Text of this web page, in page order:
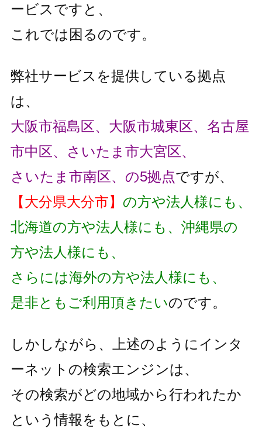
ービスですと、
これでは困るのです。
弊社サービスを提供している拠点
は、
大阪市福島区、大阪市城東区、名古屋
市中区、さいたま市大宮区、
さいたま市南区、の5拠点ですが、
【大分県大分市】 の方や法人様にも、
北海道の方や法人様にも、沖縄県の
方や法人様にも、
さらには海外の方や法人様にも、
是非ともご利用頂きたいのです。
しかしながら、上述のようにインタ
ーネットの検索エンジンは、
その検索がどの地域から行われたか
という情報をもとに、